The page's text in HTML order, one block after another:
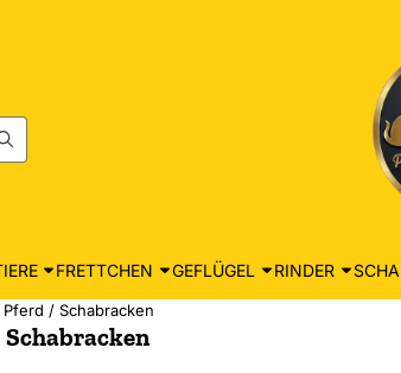
FRETTCHEN GEFLÜGEL RINDER
Pferd / Schabracken
Schabracken